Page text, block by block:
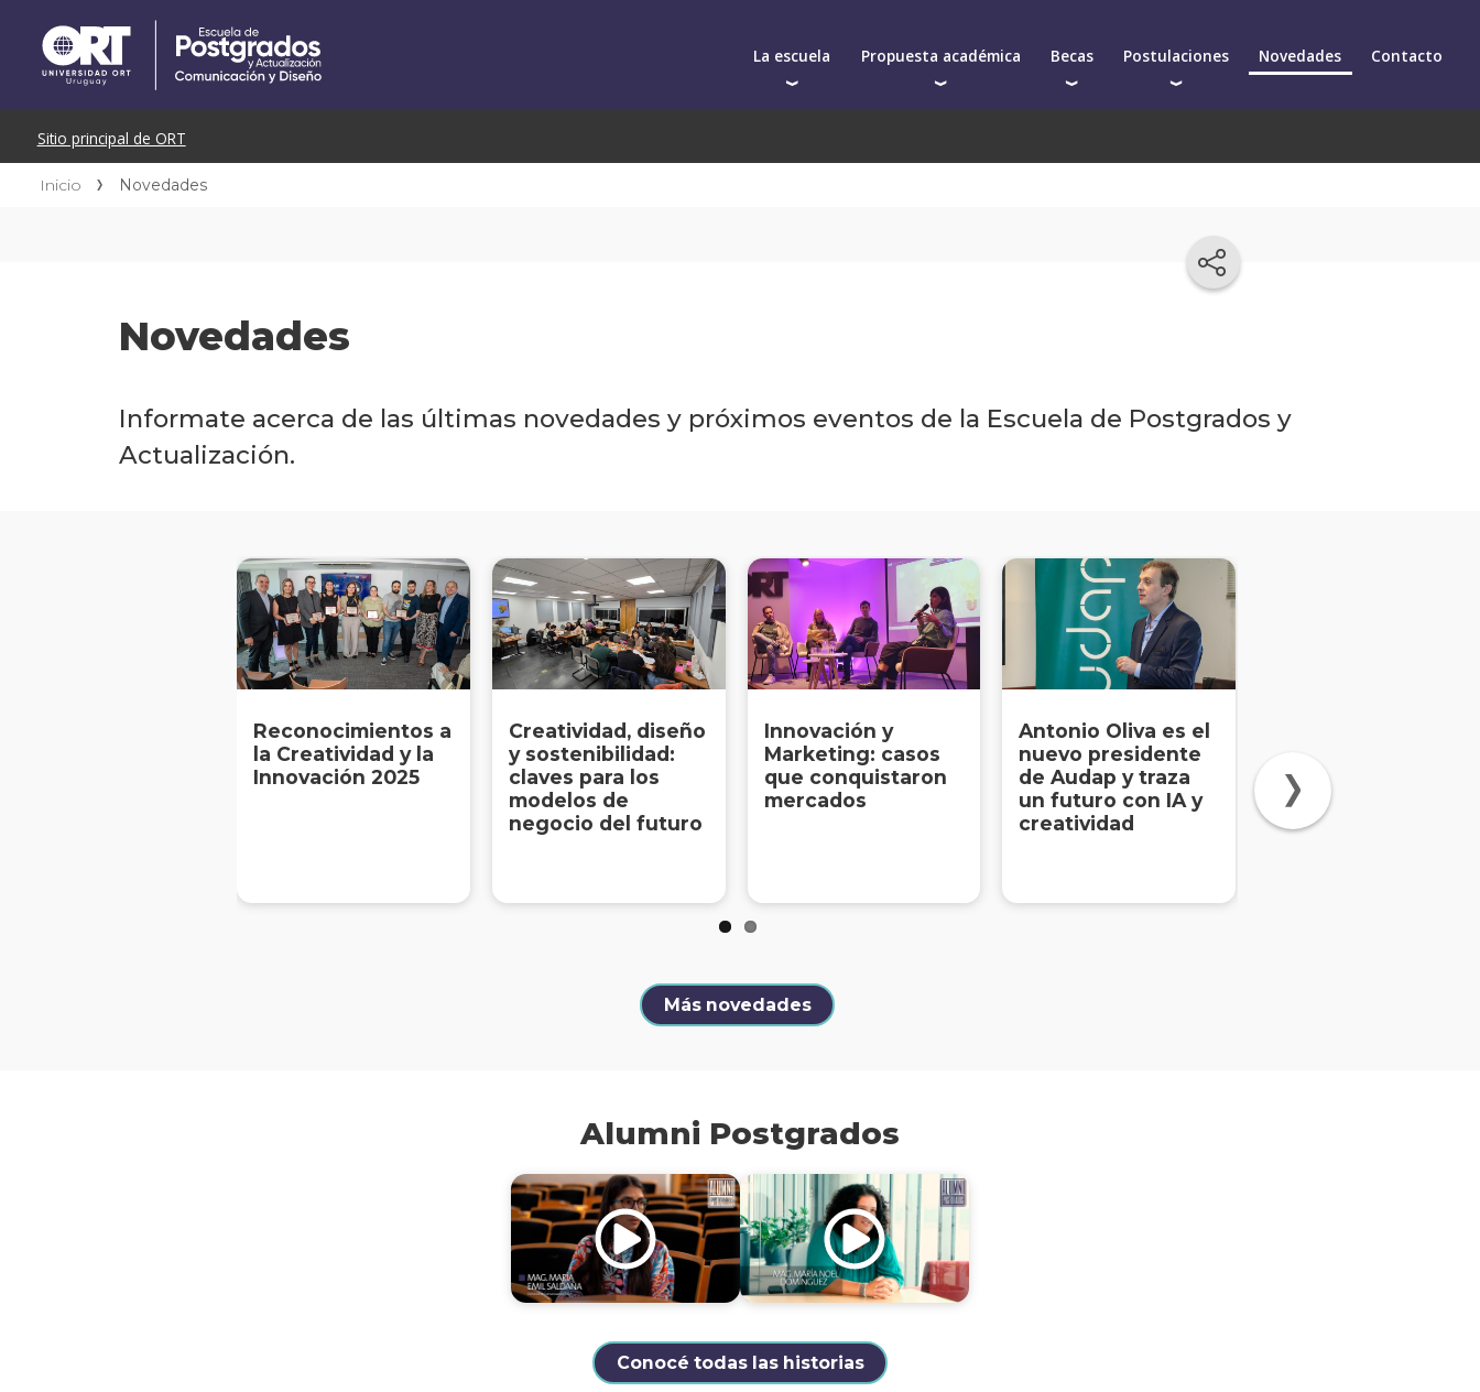
La escuela
Autoridades
Propuesta académica
Postgrados
Becas
Becas para postgrados
Postulaciones
Cómo postularte a un postgrado
Novedades Contacto
Inicio Novedades
Novedades
Informate acerca de las últimas novedades y próximos eventos de la Escuela de Postgrados y
Actualización.
Más novedades
Reconocimientos a
la Creatividad y la
Innovación 2025
Creatividad, diseño
y sostenibilidad:
claves para los
modelos de
negocio del futuro
Innovación y
Marketing: casos
que conquistaron
mercados
Antonio Oliva es el
nuevo presidente
de Audap y traza
un futuro con IA y
creatividad
impacto social: el
poder de unir
tecnología y
Alumni Postgrados
Conocé todas las historias